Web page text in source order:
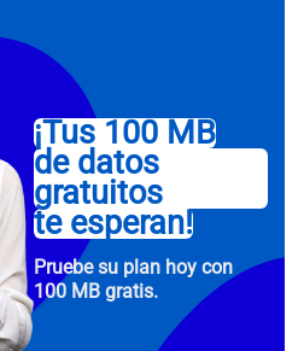
¡Tus 100 MB
de datos
gratuitos
te esperan!
Pruebe su plan hoy con
100 MB gratis.